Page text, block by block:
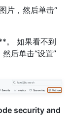
片，然后单击“
。 如果看不到
后单击“设置”
security and